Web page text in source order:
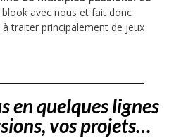
avec nous et fait donc
traiter principalement de jeux
en quelques lignes
vos projets…